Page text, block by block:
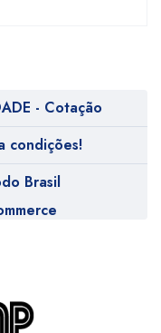
- Cotação
condições!
Brasil